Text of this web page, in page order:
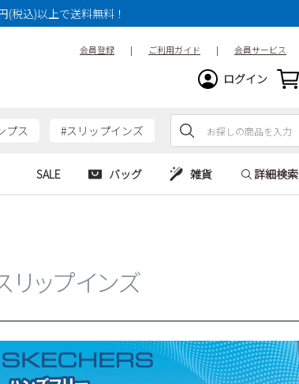
(税込)以上で送料無料！
会員登録 | ご利用ガイド | 会員サービス
ログイン
プス #スリップインズ
GAP
EDWIN
SALE バッグ 雑貨 詳細検索
ップインズ